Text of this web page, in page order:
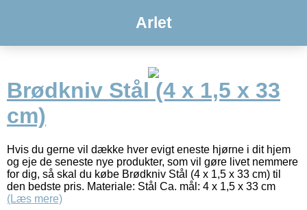
Arlet
Brødkniv Stål (4 x 1,5 x 33
cm)
Hvis du gerne vil dække hver evigt eneste hjørne i dit hjem
og eje de seneste nye produkter, som vil gøre livet nemmere
for dig, så skal du købe Brødkniv Stål (4 x 1,5 x 33 cm) til
den bedste pris. Materiale: Stål Ca. mål: 4 x 1,5 x 33 cm
(Læs mere)